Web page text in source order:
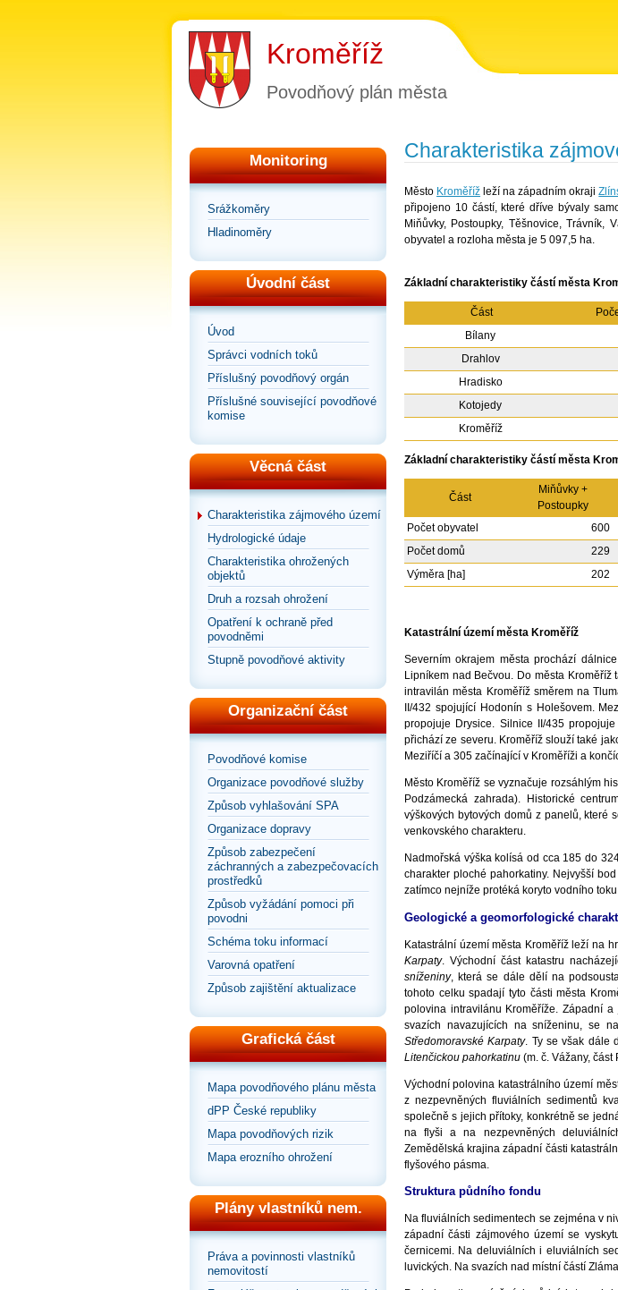
Kroměříž
Povodňový plán města
Monitoring
Srážkoměry
Hladinoměry
Úvodní část
Úvod
Správci vodních toků
Příslušný povodňový orgán
Příslušné související povodňové
komise
Věcná část
Charakteristika zájmového území
Hydrologické údaje
Charakteristika ohrožených
objektů
Druh a rozsah ohrožení
Opatření k ochraně před
povodněmi
Stupně povodňové aktivity
Organizační část
Povodňové komise
Organizace povodňové služby
Způsob vyhlašování SPA
Organizace dopravy
Způsob zabezpečení
záchranných a zabezpečovacích
prostředků
Způsob vyžádání pomoci při
povodni
Schéma toku informací
Varovná opatření
Způsob zajištění aktualizace
Grafická část
Mapa povodňového plánu města
dPP České republiky
Mapa povodňových rizik
Mapa erozního ohrožení
Plány vlastníků nem.
Práva a povinnosti vlastníků
nemovitostí
Charakteristika
Město Kroměříž leží na západním okraji
připojeno 10 částí, které dříve bývaly
Miňůvky, Postoupky, Těšnovice,
obyvatel a rozloha města je 5 097,5 ha.
Základní charakteristiky částí města
Část
Bílany
Drahlov
Hradisko
Kotojedy
Kroměříž
Základní charakteristiky částí města
Část
Miňůvky +
Postoupky
Počet obyvatel 600
Počet domů
229
Výměra [ha]
202
Katastrální území města Kroměříž
Severním okrajem města prochází
Lipníkem nad Bečvou. Do města
intravilán města Kroměříž směrem na
II/432 spojující Hodonín s Holešovem.
propojuje Drysice. Silnice II/435
přichází ze severu. Kroměříž slouží také
Meziříčí a 305 začínající v Kroměříži a
Město Kroměříž se vyznačuje rozsáhlým
Podzámecká zahrada). Historické
výškových bytových domů z panelů, které
venkovského charakteru.
Nadmořská výška kolísá od cca 185 do
charakter ploché pahorkatiny. Nejvyšší
zatímco nejníže protéká koryto vodního
Geologické a geomorfologické
Katastrální území města Kroměříž leží na
Karpaty. Východní část katastru
sníženiny, která se dále dělí na
tohoto celku spadají tyto části města
polovina intravilánu Kroměříže. Západní
svazích navazujících na sníženinu, se
Středomoravské Karpaty. Ty se však dále
Litenčickou pahorkatinu (m. č. Vážany,
Východní polovina katastrálního území
z nezpevněných fluviálních sedimentů
společně s jejich přítoky, konkrétně se
na flyši a na nezpevněných
Zemědělská krajina západní části
flyšového pásma.
Struktura půdního fondu
Na fluviálních sedimentech se zejména v
západní části zájmového území se
černicemi. Na deluviálních i eluviálních
luvických. Na svazích nad místní částí